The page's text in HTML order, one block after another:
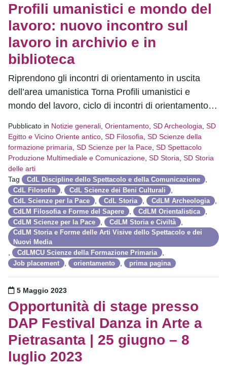
Profili umanistici e mondo del
lavoro: nuovo incontro sul
lavoro in archivio e in
biblioteca
Riprendono gli incontri di orientamento in uscita
dell’area umanistica Torna Profili umanistici e
mondo del lavoro, ciclo di incontri di orientamento…
Pubblicato in Notizie generali Orientamento SD Archeologia SD
Egitto e Vicino Oriente antico SD Filosofia SD Scienze della
formazione primaria SD Scienze per la Pace SD Spettacolo
Produzione Multimediale e Comunicazione SD Storia SD Storia
delle arti
Tag
CdL Discipline dello Spettacolo e della Comunicazione
CdL Filosofia CdL Scienze dei Beni Culturali
CdL Scienze per la Pace CdL Storia CdLM Archeologia
CdLM Filosofia e Forme del Sapere CdLM Orientalistica
CdLM Scienze per la Pace CdLM Storia e Civiltà
CdLM Storia e Forme delle Arti Visive dello Spettacolo e dei
Nuovi Media
CdLMCU Scienze della Formazione Primaria
Job placement orientamento prima pagina
Pubblicato il
5 Maggio 2023
Opportunità di stage presso
DAP Festival Danza in Arte a
Pietrasanta | 25 giugno – 8
luglio 2023